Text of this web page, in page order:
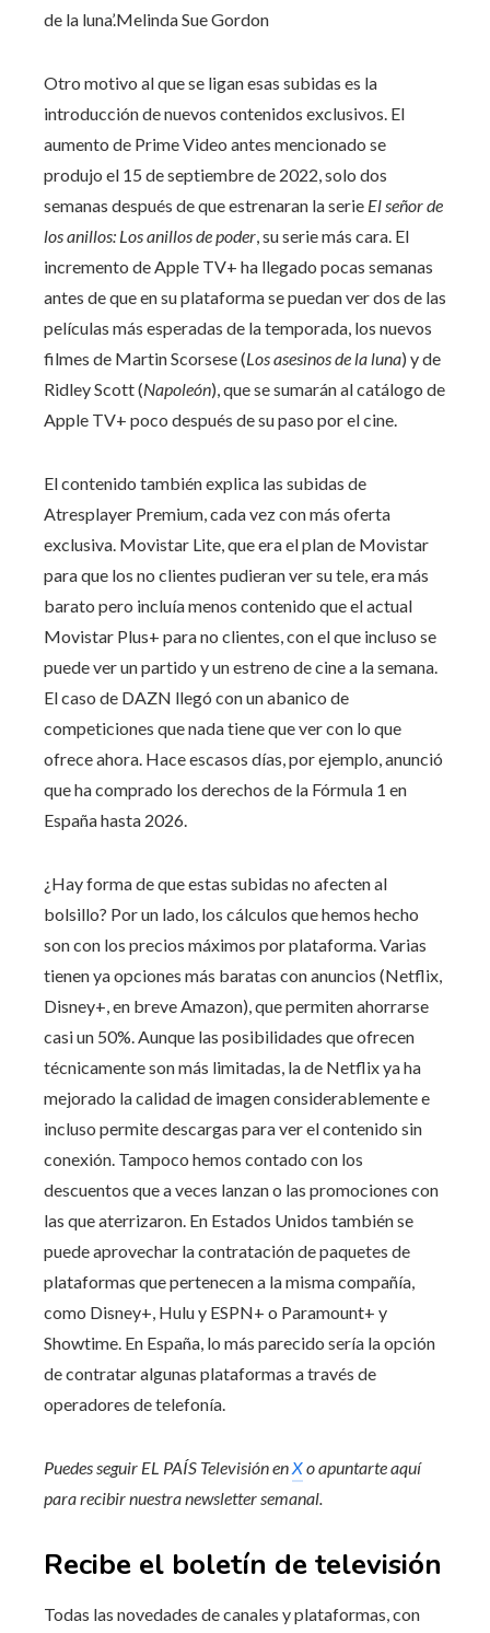
de la luna’.Melinda Sue Gordon
Otro motivo al que se ligan esas subidas es la
introducción de nuevos contenidos exclusivos. El
aumento de Prime Video antes mencionado se
produjo el 15 de septiembre de 2022, solo dos
semanas después de que estrenaran la serie El señor de
los anillos: Los anillos de poder, su serie más cara. El
incremento de Apple TV+ ha llegado pocas semanas
antes de que en su plataforma se puedan ver dos de las
películas más esperadas de la temporada, los nuevos
filmes de Martin Scorsese (Los asesinos de la luna) y de
Ridley Scott (Napoleón), que se sumarán al catálogo de
Apple TV+ poco después de su paso por el cine.
El contenido también explica las subidas de
Atresplayer Premium, cada vez con más oferta
exclusiva. Movistar Lite, que era el plan de Movistar
para que los no clientes pudieran ver su tele, era más
barato pero incluía menos contenido que el actual
Movistar Plus+ para no clientes, con el que incluso se
puede ver un partido y un estreno de cine a la semana.
El caso de DAZN llegó con un abanico de
competiciones que nada tiene que ver con lo que
ofrece ahora. Hace escasos días, por ejemplo, anunció
que ha comprado los derechos de la Fórmula 1 en
España hasta 2026.
¿Hay forma de que estas subidas no afecten al
bolsillo? Por un lado, los cálculos que hemos hecho
son con los precios máximos por plataforma. Varias
tienen ya opciones más baratas con anuncios (Netflix,
Disney+, en breve Amazon), que permiten ahorrarse
casi un 50%. Aunque las posibilidades que ofrecen
técnicamente son más limitadas, la de Netflix ya ha
mejorado la calidad de imagen considerablemente e
incluso permite descargas para ver el contenido sin
conexión. Tampoco hemos contado con los
descuentos que a veces lanzan o las promociones con
las que aterrizaron. En Estados Unidos también se
puede aprovechar la contratación de paquetes de
plataformas que pertenecen a la misma compañía,
como Disney+, Hulu y ESPN+ o Paramount+ y
Showtime. En España, lo más parecido sería la opción
de contratar algunas plataformas a través de
operadores de telefonía.
Puedes seguir EL PAÍS Televisión enXo apuntarte aquí
para recibirnuestra newsletter semanal.
Recibe el boletín de televisión
Todas las novedades de canales y plataformas, con